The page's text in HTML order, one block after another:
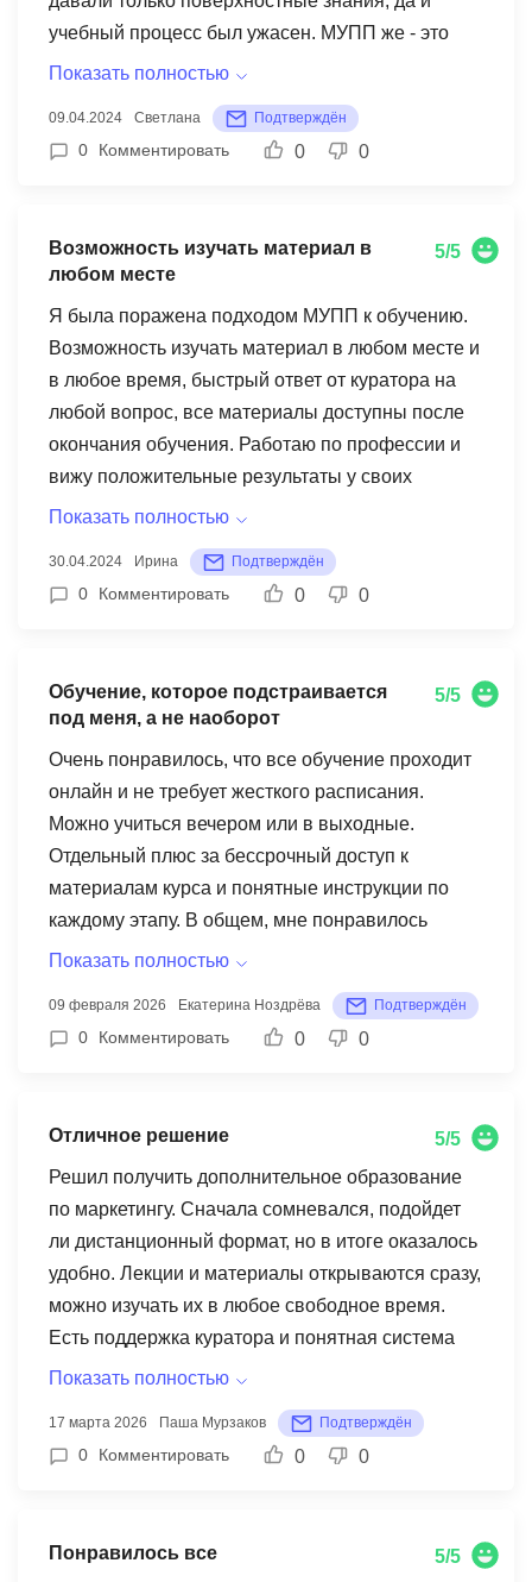
учебный процесс был ужасен. МУПП же - это
настоящий образец профессионализма и
менеджеру, за терпение и профессионализм.
Преподаватели здесь настоящие эксперты!
Показать полностью
09.04.2024 Светлана Подтверждён
0 Комментировать 0 0
Возможность изучать материал в
любом месте
5/5
Я была поражена подходом МУПП к обучению.
Возможность изучать материал в любом месте и
в любое время, быстрый ответ от куратора на
любой вопрос, все материалы доступны после
окончания обучения. Работаю по профессии и
вижу положительные результаты у своих
клиентов. Диетология - сложная наука, и здесь я
отличные курсы для начинающих в этой
области!
Показать полностью
30.04.2024 Ирина Подтверждён
0 Комментировать 0 0
Обучение, которое подстраивается
под меня, а не наоборот
5/5
Очень понравилось, что все обучение проходит
онлайн и не требует жесткого расписания.
Можно учиться вечером или в выходные.
Отдельный плюс за бессрочный доступ к
материалам курса и понятные инструкции по
каждому этапу. В общем, мне понравилось
Показать полностью
09 февраля 2026 Екатерина Ноздрёва Подтверждён
0 Комментировать 0 0
Отличное решение
5/5
Решил получить дополнительное образование
по маркетингу. Сначала сомневался, подойдет
ли дистанционный формат, но в итоге оказалось
удобно. Лекции и материалы открываются сразу,
можно изучать их в любое свободное время.
Есть поддержка куратора и понятная система
проверки знаний.
Показать полностью
17 марта 2026 Паша Мурзаков Подтверждён
0 Комментировать 0 0
Понравилось все
5/5